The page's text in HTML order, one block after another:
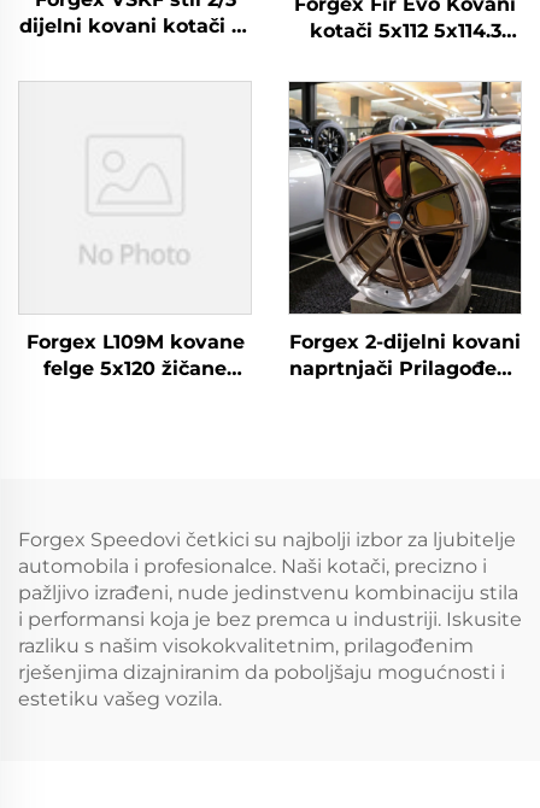
dijelni kovani kotači 18
polirani 5x114.3 za
350Z 370Z GS300 S13
R32
kotači 5x112 5x114.3
kovani legirani kotači
za BMW M3 M4 M2 M5
Porsche 911 Cayman
AMG
Forgex L109M kovane
felge 5x120 žičane
Forgex 2-dijelni kovani
naprtnjači Prilagođeno
C8 GT-R
Forgex Speedovi četkici su najbolji izbor za ljubitelje
automobila i profesionalce. Naši kotači, precizno i
pažljivo izrađeni, nude jedinstvenu kombinaciju stila
i performansi koja je bez premca u industriji. Iskusite
razliku s našim visokokvalitetnim, prilagođenim
rješenjima dizajniranim da poboljšaju mogućnosti i
estetiku vašeg vozila.